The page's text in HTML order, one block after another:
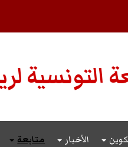
التونسية
الأخبار متابعة